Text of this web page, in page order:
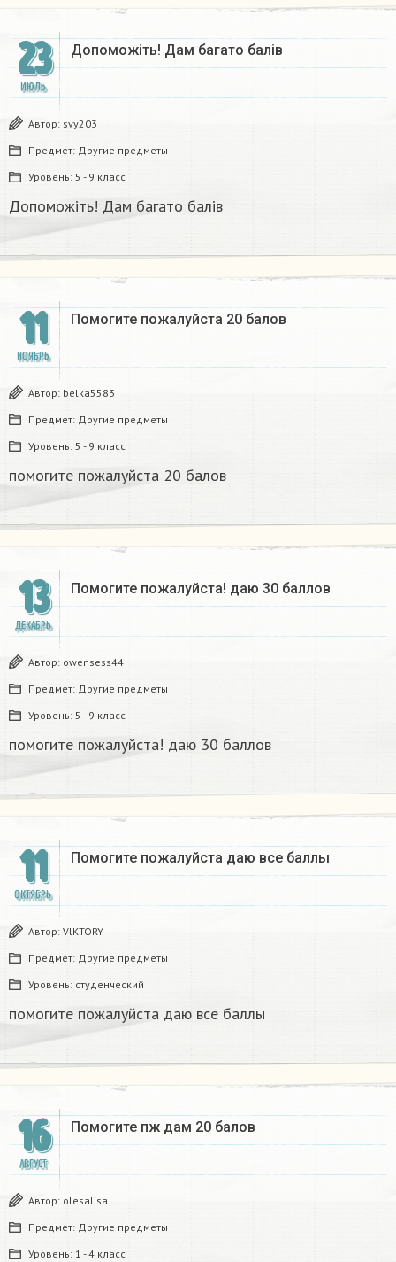
23
ИЮЛЬ
Допоможіть! Дам багато балів
Автор: svy203
Предмет: Другие предметы
Уровень: 5 - 9 класс
Допоможіть! Дам багато балів
11
НОЯБРЬ
Помогите пожалуйста 20 балов ​
Автор: belka5583
Предмет: Другие предметы
Уровень: 5 - 9 класс
помогите пожалуйста 20 балов ​
13
ДЕКАБРЬ
Помогите пожалуйста! даю 30 баллов
Автор: owensess44
Предмет: Другие предметы
Уровень: 5 - 9 класс
помогите пожалуйста! даю 30 баллов
11
ОКТЯБРЬ
Помогите пожалуйста даю все баллы​
Автор: VlKTORY
Предмет: Другие предметы
Уровень: студенческий
помогите пожалуйста даю все баллы​
16
АВГУСТ
Помогите пж дам 20 балов
Автор: olesalisa
Предмет: Другие предметы
Уровень: 1 - 4 класс